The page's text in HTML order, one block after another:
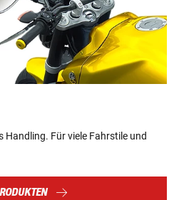
Handling. Für viele Fahrstile und